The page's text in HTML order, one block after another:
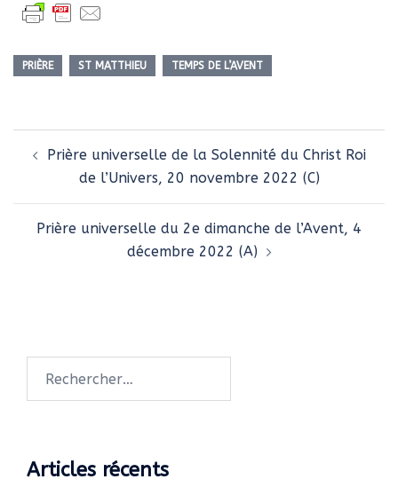
PRIÈRE ST MATTHIEU TEMPS DE L’AVENT
d’article
Prière universelle de la Solennité du Christ Roi
de l’Univers, 20 novembre 2022 (C)
Prière universelle du 2e dimanche de l’Avent, 4
décembre 2022 (A)
Articles récents